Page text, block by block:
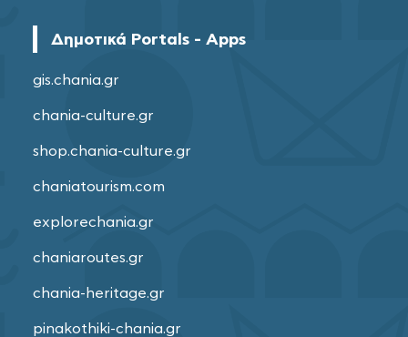
Δημοτικά Portals - Apps
gis.chania.gr
chania-culture.gr
shop.chania-culture.gr
chaniatourism.com
explorechania.gr
chaniaroutes.gr
chania-heritage.gr
pinakothiki-chania.gr